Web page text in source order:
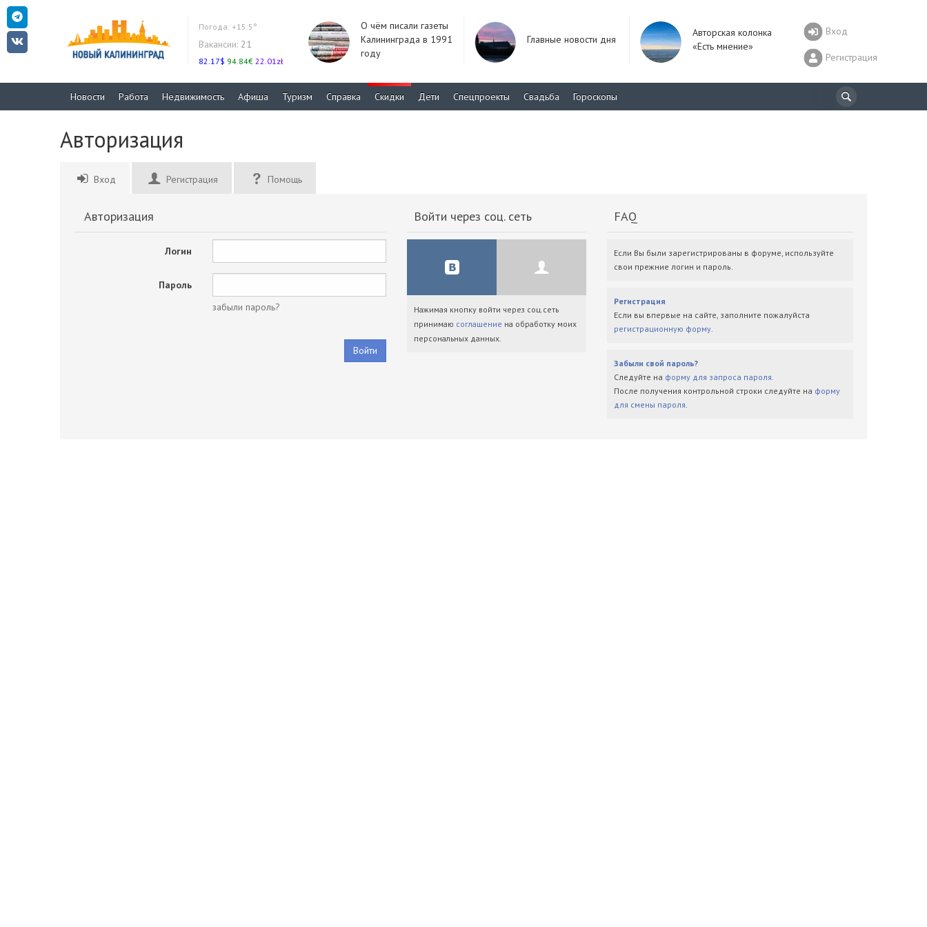
Погода: +15.5°
Вакансии: 21
82.17$ 94.84€ 22.01zł
О чём писали газеты
Калининграда в 1991
году
Главные новости дня
Авторская колонка
«Есть мнение»
Вход
Регистрация
Новости Работа Недвижимость Афиша Туризм Справка Скидки Дети Спецпроекты Свадьба Гороскопы
Авторизация
Вход Регистрация Помощь
Авторизация
Логин
Пароль
забыли пароль?
Войти
Войти через соц. сеть
Нажимая кнопку войти через соц.сеть
принимаю соглашение на обработку моих
персональных данных.
FAQ
Если Вы были зарегистрированы в форуме, используйте
свои прежние логин и пароль.
Регистрация
Если вы впервые на сайте, заполните пожалуйста
регистрационную форму.
Забыли свой пароль?
Следуйте на форму для запроса пароля.
После получения контрольной строки следуйте на форму
для смены пароля.